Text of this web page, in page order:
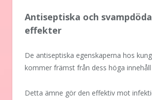
Antiseptiska och
effekter
De antiseptiska egenskaperna hos
kommer främst från dess höga
Detta ämne gör den effektiv mot